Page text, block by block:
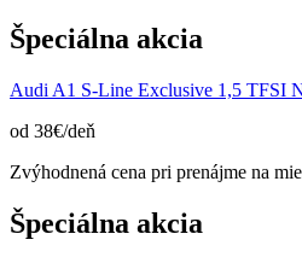
Špeciálna akcia
Audi A1 S-Line Exclusive 1,5 TFSI
od 38€/deň
Zvýhodnená cena pri prenájme na
Špeciálna akcia